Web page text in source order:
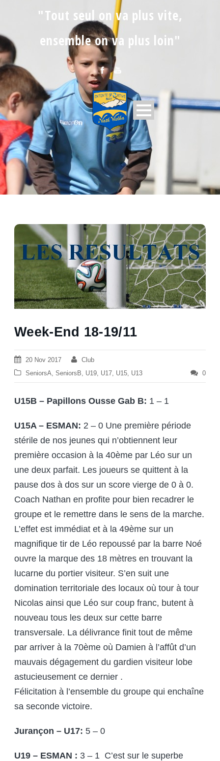
"Tout seul on va plus vite,
ensemble on va plus loin"
Week-End 18-19/11
20 Nov 2017
Club
SeniorsA SeniorsB U19 U17 U15 U13 0
U15B – Papillons Ousse Gab B: 1 – 1
U15A – ESMAN: 2 – 0 Une première période
stérile de nos jeunes qui n’obtiennent leur
première occasion à la 40ème par Léo sur un
une deux parfait. Les joueurs se quittent à la
pause dos à dos sur un score vierge de 0 à 0.
Coach Nathan en profite pour bien recadrer le
groupe et le remettre dans le sens de la marche.
L’effet est immédiat et à la 49ème sur un
magnifique tir de Léo repoussé par la barre Noé
ouvre la marque des 18 mètres en trouvant la
lucarne du portier visiteur. S’en suit une
domination territoriale des locaux où tour à tour
Nicolas ainsi que Léo sur coup franc, butent à
nouveau tous les deux sur cette barre
transversale. La délivrance finit tout de même
par arriver à la 70ème où Damien à l’affût d’un
mauvais dégagement du gardien visiteur lobe
astucieusement ce dernier .
Félicitation à l’ensemble du groupe qui enchaîne
sa seconde victoire.
Jurançon – U17: 5 – 0
U19 – ESMAN : 3 – 1 C’est sur le superbe